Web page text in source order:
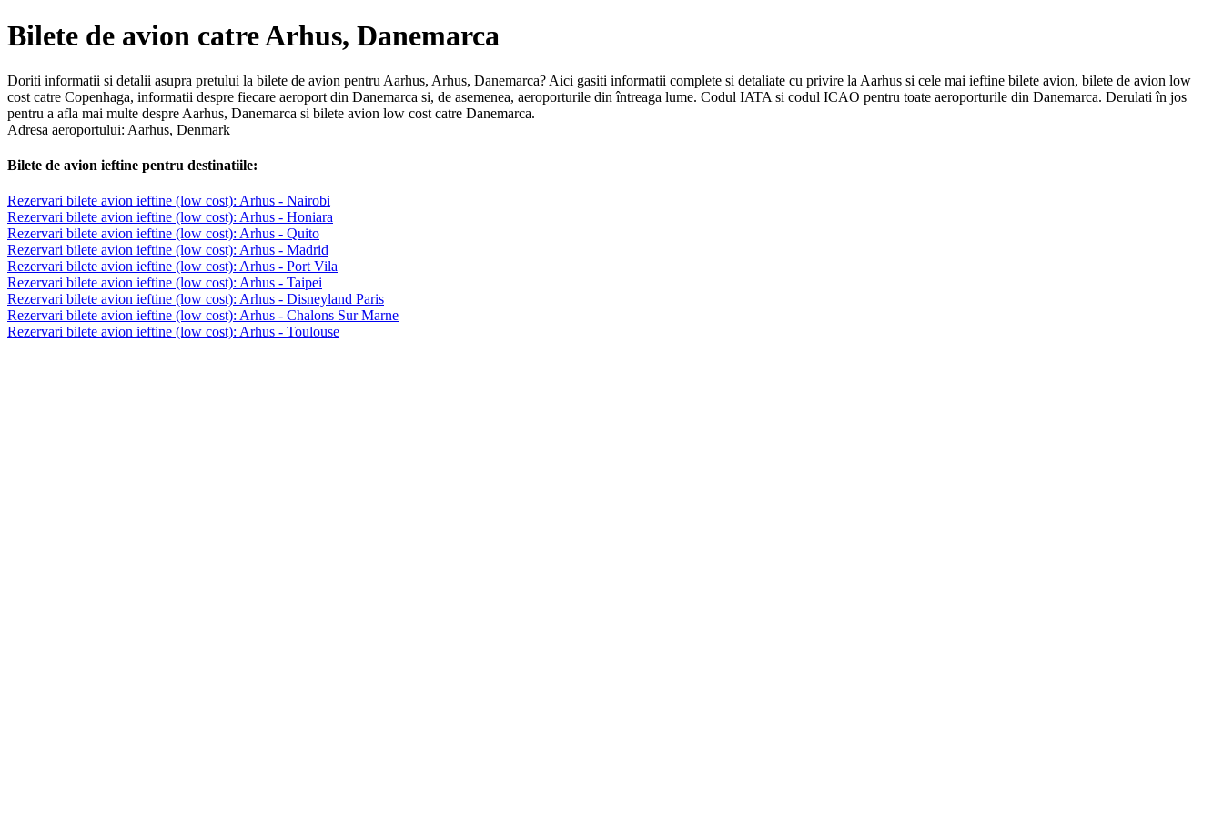
Bilete de avion catre Arhus, Danemarca
Doriti informatii si detalii asupra pretului la bilete de avion pentru Aarhus, Arhus, Danemarca? Aici gasiti informatii complete si detaliate cu privire la Aarhus si cele mai ieftine bilete avion, bilete de avion low
cost catre Copenhaga, informatii despre fiecare aeroport din Danemarca si, de asemenea, aeroporturile din întreaga lume. Codul IATA si codul ICAO pentru toate aeroporturile din Danemarca. Derulati în jos
pentru a afla mai multe despre Aarhus, Danemarca si bilete avion low cost catre Danemarca.
Adresa aeroportului: Aarhus, Denmark
Bilete de avion ieftine pentru destinatiile:
Rezervari bilete avion ieftine (low cost): Arhus - Nairobi
Rezervari bilete avion ieftine (low cost): Arhus - Honiara
Rezervari bilete avion ieftine (low cost): Arhus - Quito
Rezervari bilete avion ieftine (low cost): Arhus - Madrid
Rezervari bilete avion ieftine (low cost): Arhus - Port Vila
Rezervari bilete avion ieftine (low cost): Arhus - Taipei
Rezervari bilete avion ieftine (low cost): Arhus - Disneyland Paris
Rezervari bilete avion ieftine (low cost): Arhus - Chalons Sur Marne
Rezervari bilete avion ieftine (low cost): Arhus - Toulouse